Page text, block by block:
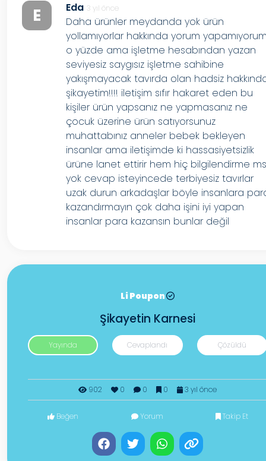
E Eda 3 yıl önce
Daha ürünler meydanda yok ürün
yollamıyorlar hakkında yorum
o yüzde ama işletme hesabından yazan
seviyesiz saygısız işletme sahibine
yakışmayacak tavırda olan hadsiz
şikayetim!!!! iletişim sıfır hakaret eden bu
kişiler ürün yapsanız ne yapmasanız ne
çocuk üzerine ürün satıyorsunuz
muhattabınız anneler bebek bekleyen
insanlar ama iletişimde ki hassasiyetsizlik
ürüne lanet ettirir hem hiç bilgilendirme
yok cevap isteyincede terbiyesiz tavırlar
uzak durun arkadaşlar böyle insanlara
kazandırmayın çok daha işini iyi yapan
insanlar para kazansın bunlar değil
Li Poupon
Şikayetin Karnesi
Yayında Cevaplandı Çözüldü
902 0 0 0 3 yıl önce
Beğen Yorum Takip Et